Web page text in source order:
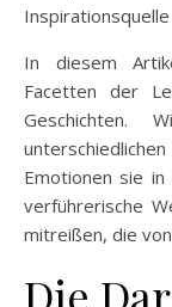
In diesem
Facetten der
Geschichten.
Emotionen sie
verführerische
mitreißen, die
Die